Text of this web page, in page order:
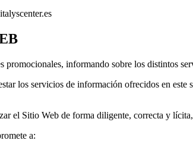
informando sobre los distintos
los servicios de información ofrecidos en
el Sitio Web de forma diligente, correcta y
a: